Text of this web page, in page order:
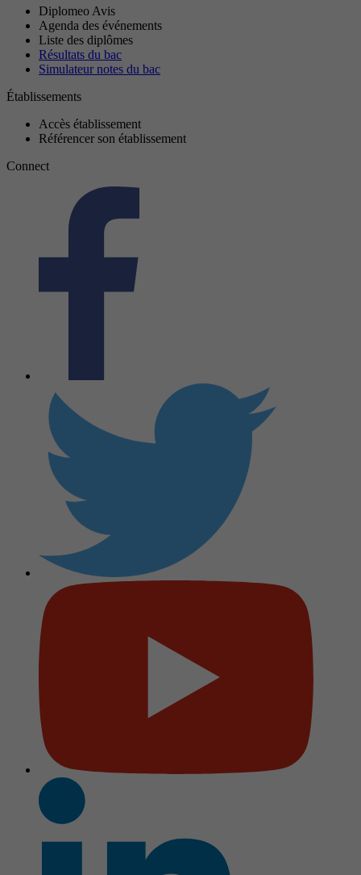
Diplomeo Avis
Agenda des événements
Liste des diplômes
Résultats du bac
Simulateur notes du bac
Établissements
Accès établissement
Référencer son établissement
Connect